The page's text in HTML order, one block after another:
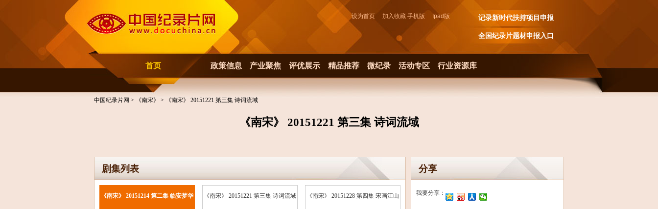
设为首页 加入收藏 手机版 Ipad 版 记录新时代扶持项目申报
全国纪录片题材申报入口
首页 政策信息 产业聚焦 评优展示 精品推荐 微纪录 活动专区 行业资源库
中国纪录片网 > 《南宋》 > 《南宋》 20151221 第三集 诗词流域
《南宋》 20151221 第三集 诗词流域
剧集列表
《南宋》 20151214 第二集 临安梦华 《南宋》 20151221 第三集 诗词流域 《南宋》 20151228 第四集 宋画江山
分享
我要分享：